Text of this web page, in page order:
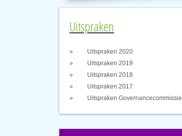
Uitspraken
Uitspraken 2020
Uitspraken 2019
Uitspraken 2018
Uitspraken 2017
Uitspraken Governancecommissie